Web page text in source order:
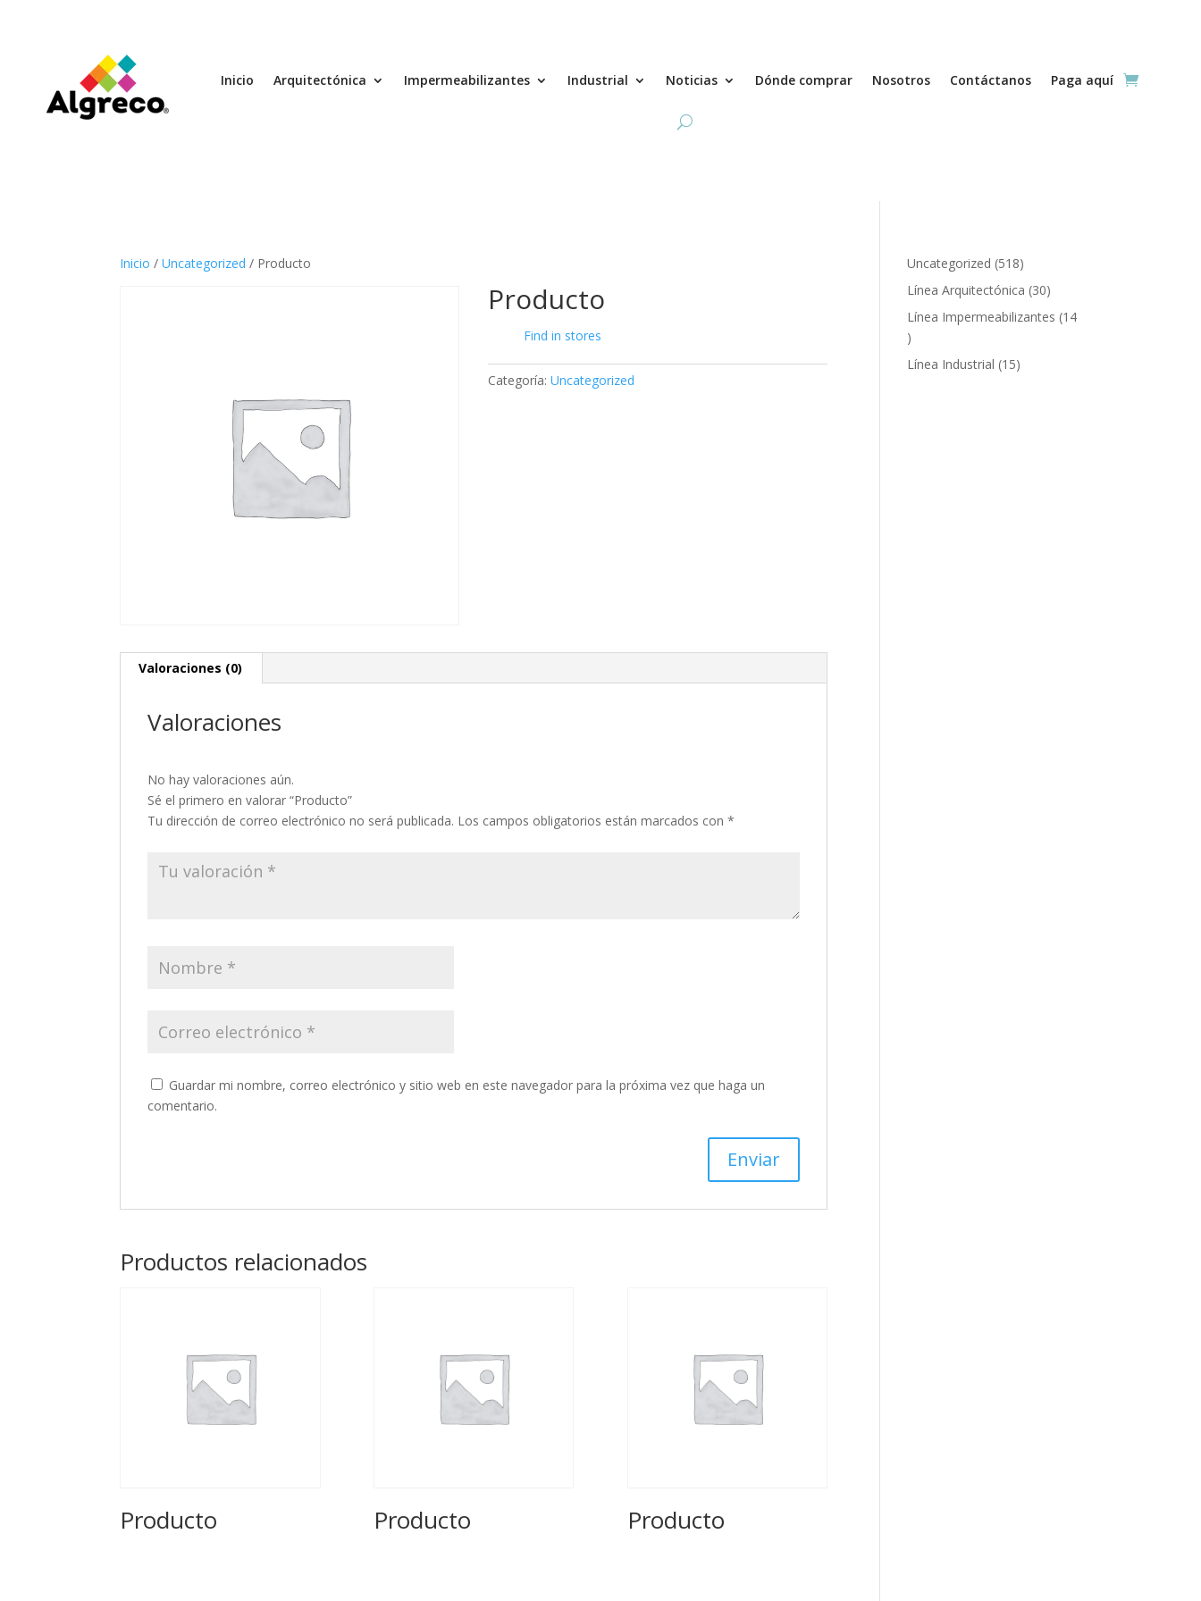
Inicio Arquitectónica Impermeabilizantes Industrial Noticias Dónde comprar Nosotros Contáctanos Paga aquí
Inicio /Uncategorized / Producto
Producto
Find in stores
Categoría:Uncategorized
Valoraciones (0)
Valoraciones
No hay valoraciones aún.
Sé el primero en valorar “Producto”
Tu dirección de correo electrónico no será publicada. Los campos obligatorios están marcados con*
Guardar mi nombre, correo electrónico y sitio web en este navegador para la próxima vez que haga un
comentario.
Productos relacionados
Producto Producto Producto
Uncategorized 518518
productos
Línea Arquitectónica 3030
productos
Línea Impermeabilizantes 14
14
productos
Línea Industrial 1515